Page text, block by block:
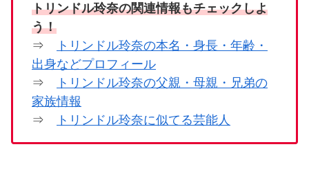
トリンドル玲奈の関連情報もチェックしよ
う！
⇒
トリンドル玲奈の本名・身長・年齢・
出身などプロフィール
⇒
トリンドル玲奈の父親・母親・兄弟の
家族情報
⇒
トリンドル玲奈に似てる芸能人